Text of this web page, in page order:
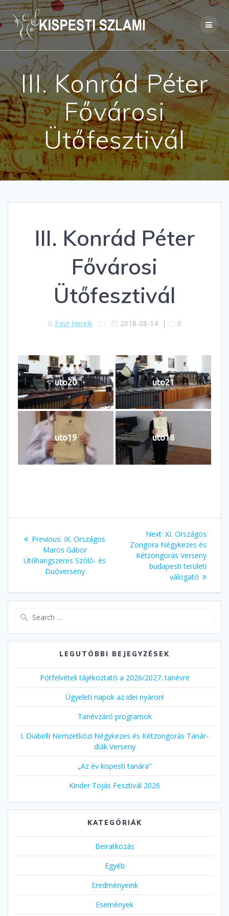
Skip
to
content
III. Konrád Péter
Fővárosi
Ütőfesztivál
III. Konrád Péter
Fővárosi
Ütőfesztivál
Payr Henrik 2018-08-14 | 0
uto20 uto21
uto19 uto18
navigáció
Previous: Previous
post:
IX. Országos
Maros Gábor
Ütőhangszeres Szóló- és
Duóverseny
Next: Next
post:
XI. Országos
Zongora Négykezes és
Kétzongorás Verseny
budapesti területi
válogató
LEGUTÓBBI BEJEGYZÉSEK
Pótfelvételi tájékoztató a 2026/2027. tanévre
Ügyeleti napok az idei nyáron!
Tanévzáró programok
I. Diabelli Nemzetközi Négykezes és Kétzongorás Tanár-
diák Verseny
„Az év kispesti tanára”
Kinder Tojás Fesztivál 2026
KATEGÓRIÁK
Beiratkozás
Egyéb
Eredményeink
Események